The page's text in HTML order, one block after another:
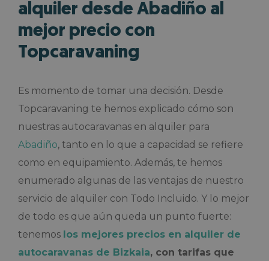
alquiler desde Abadiño al
mejor precio con
Topcaravaning
Es momento de tomar una decisión. Desde
Topcaravaning te hemos explicado cómo son
nuestras autocaravanas en alquiler para
Abadiño, tanto en lo que a capacidad se refiere
como en equipamiento. Además, te hemos
enumerado algunas de las ventajas de nuestro
servicio de alquiler con Todo Incluido. Y lo mejor
de todo es que aún queda un punto fuerte:
tenemos los mejores precios en alquiler de
autocaravanas de Bizkaia, con tarifas que